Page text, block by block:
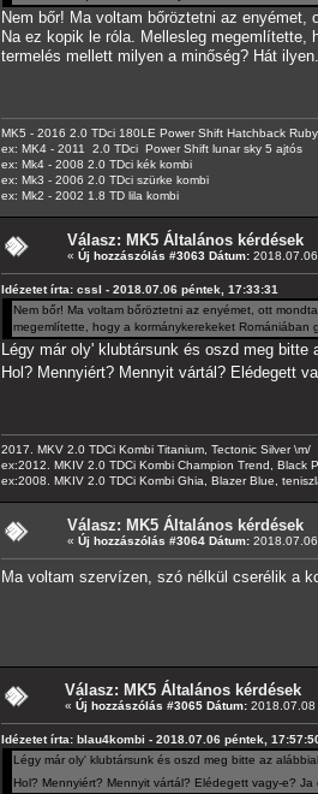
Nem bőr! Ma voltam bőröztetni az
Na ez kopik le róla. Mellesleg megemlítette,
termelés mellett milyen a minőség? Hát ilyen.
MK5 - 2016 2.0 TDci 180LE Power Shift Hatchback
ex: MK4 - 2011 2.0 TDci Power Shift lunar sky 5 ajtós
ex: Mk4 - 2008 2.0 TDci kék kombi
ex: Mk3 - 2006 2.0 TDci szürke kombi
ex: Mk2 - 2002 1.8 TD lila kombi
Válasz: MK5 Általános kérdések
« Új hozzászólás #3063 Dátum:
Idézetet írta: cssl - 2018.07.06 péntek, 17:33:31
Nem bőr! Ma voltam bőröztetni az enyémet, ott
megemlítette, hogy a kormánykerekeket Romániában
Légy már oly' klubtársunk és oszd meg bitte
Hol? Mennyiért? Mennyit vártál? Elédegett
2017. MKV 2.0 TDCi Kombi Titanium, Tectonic Silver \m/
ex:2012. MKIV 2.0 TDCi Kombi Champion Trend, Black
ex:2008. MKIV 2.0 TDCi Kombi Ghia, Blazer Blue,
Válasz: MK5 Általános kérdések
« Új hozzászólás #3064 Dátum:
Ma voltam szervízen, szó nélkül cserélik a
Válasz: MK5 Általános kérdések
« Új hozzászólás #3065 Dátum:
Idézetet írta: blau4kombi - 2018.07.06 péntek,
Légy már oly' klubtársunk és oszd meg bitte az
Hol? Mennyiért? Mennyit vártál? Elédegett vagy-e?